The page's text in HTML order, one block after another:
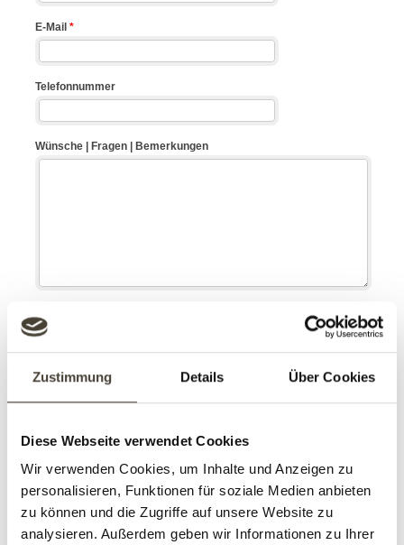
Zustimmung Details Über Cookies
Diese Webseite verwendet Cookies
Wir verwenden Cookies, um Inhalte und Anzeigen zu
personalisieren, Funktionen für soziale Medien anbieten
zu können und die Zugriffe auf unsere Website zu
analysieren. Außerdem geben wir Informationen zu Ihrer